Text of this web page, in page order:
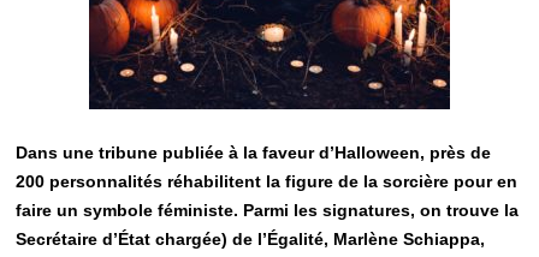
Dans une tribune publiée à la faveur d’Halloween, près de
200 personnalités réhabilitent la figure de la sorcière pour en
faire un symbole féministe. Parmi les signatures, on trouve la
Secrétaire d’État chargée) de l’Égalité, Marlène Schiappa,